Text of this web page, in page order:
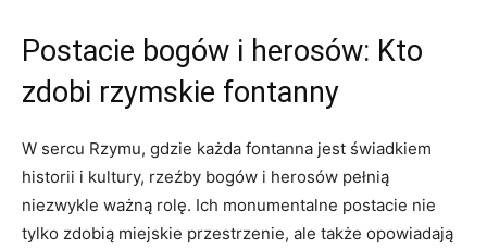
Postacie bogów i herosów: Kto
zdobi rzymskie fontanny
W sercu Rzymu, gdzie każda fontanna jest świadkiem
historii i kultury, rzeźby bogów i herosów pełnią
niezwykle ważną rolę. Ich monumentalne postacie nie
tylko zdobią miejskie przestrzenie, ale także opowiadają